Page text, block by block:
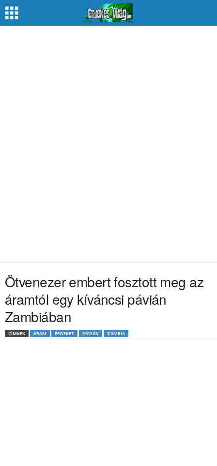
Ötvenezer embert fosztott meg az
áramtól egy kíváncsi pávián
Zambiában
CÍMKÉK ÁRAM ÉRDEKES PÁVIÁN ZAMBIA